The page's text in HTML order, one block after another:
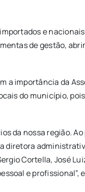
e
de gestão,
a importância da
do município,
da nossa região.
diretora
Cortella, José
e profissional”,